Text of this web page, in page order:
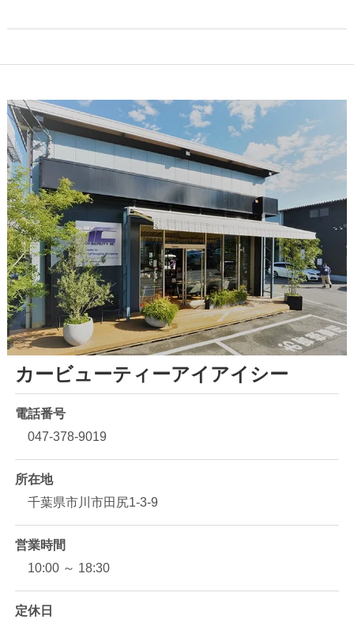
カービューティーアイアイシー
電話番号
047-378-9019
所在地
千葉県市川市田尻1-3-9
営業時間
10:00 ～ 18:30
定休日